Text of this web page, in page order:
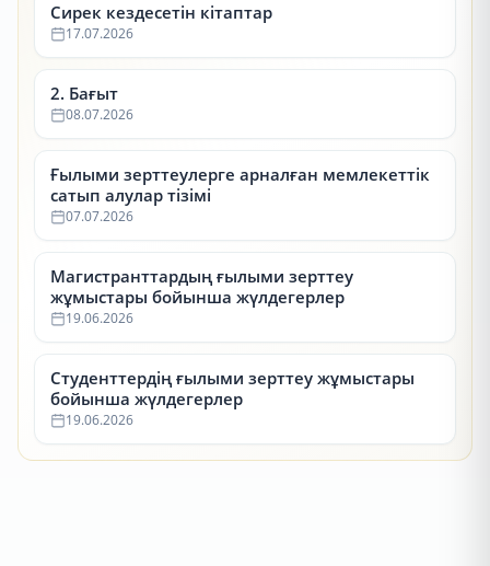
Сирек кездесетін кітаптар
17.07.2026
2. Бағыт
08.07.2026
Ғылыми зерттеулерге арналған мемлекеттік
сатып алулар тізімі
07.07.2026
Магистранттардың ғылыми зерттеу
жұмыстары бойынша жүлдегерлер
19.06.2026
Студенттердің ғылыми зерттеу жұмыстары
бойынша жүлдегерлер
19.06.2026